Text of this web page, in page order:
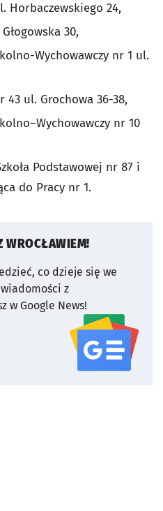
Horbaczewskiego 24,
30,
Wychowawczy nr 1 ul.
43 ul. Grochowa 36-38,
nr 10
Podstawowej nr 87 i
do Pracy nr 1.
WROCŁAWIEM!
co dzieje się we
z
w Google News!
serwisu